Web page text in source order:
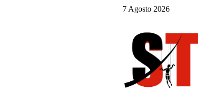
7 Agosto 2026